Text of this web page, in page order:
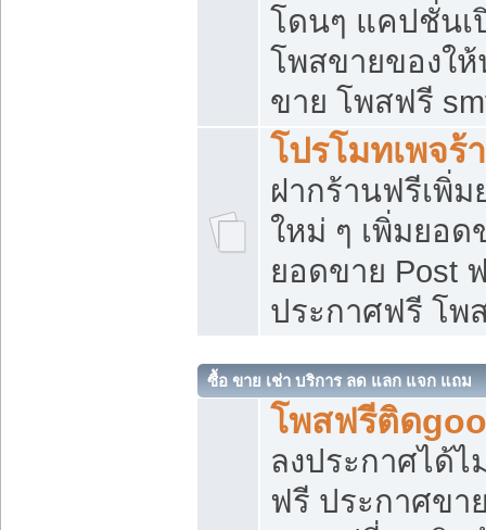
โดนๆ แคปชั่นเ
โพสขายของใ
ขาย โพสฟรี
โปรโมทเพจร้
ฝากร้านฟรีเพิ่
ใหม่ ๆ เพิ่มยอด
ยอดขาย Post
ประกาศฟรี โพ
ซื้อ ขาย เช่า บริการ ลด แลก แจก แถม
โพสฟรีติด
ลงประกาศได้
ฟรี ประกาศข